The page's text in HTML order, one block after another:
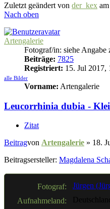
Zuletzt geändert von der_kex
Nach oben
Artengalerie
Fotograf/in: siehe Angabe
Beiträge: 7825
Registriert: 15. Jul 2017,
alle Bilder
Vorname: Artengalerie
Leucorrhinia dubia -
Zitat
Beitragvon Artengalerie » 18.
Beitragsersteller: Magdalena
Fotograf: Jürgen
Aufnahmeland:
Deutschland